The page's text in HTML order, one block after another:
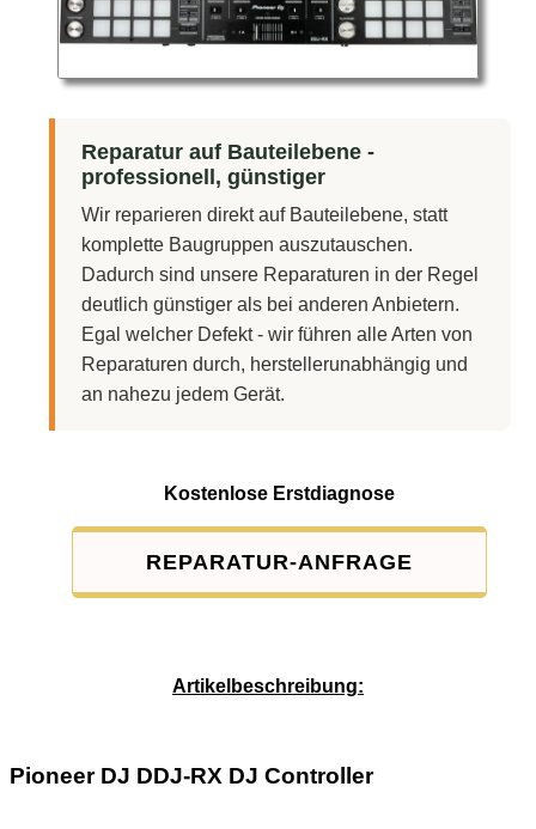
Reparatur auf Bauteilebene -
professionell, günstiger
Wir reparieren direkt auf Bauteilebene, statt
komplette Baugruppen auszutauschen.
Dadurch sind unsere Reparaturen in der Regel
deutlich günstiger als bei anderen Anbietern.
Egal welcher Defekt - wir führen alle Arten von
Reparaturen durch, herstellerunabhängig und
an nahezu jedem Gerät.
Kostenlose Erstdiagnose
REPARATUR-ANFRAGE
Artikelbeschreibung:
Pioneer DJ DDJ-RX DJ Controller